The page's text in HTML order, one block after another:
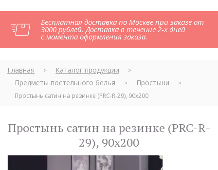
Бесплатная доставка по Москве при заказе от
3000 рублей. Доставка в течение 2-х дней
с момента оформления заказа.
Главная > Каталог продукции >
Предметы постельного белья > Простыни
>
Простынь сатин на резинке (PRC-R-29), 90x200
Простынь сатин на резинке (PRC-R-
29), 90x200